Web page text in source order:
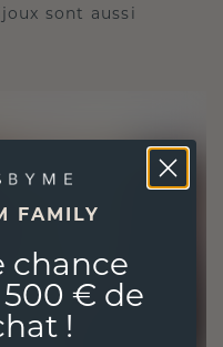
sont aussi
FAMILY
chance
€ de
!